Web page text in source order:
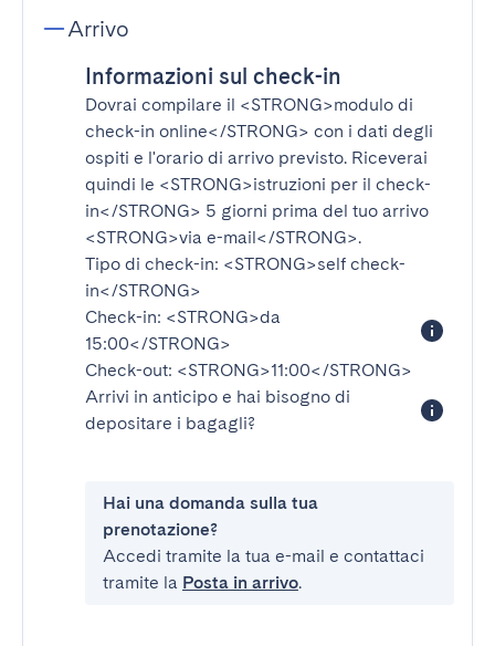
Arrivo
Informazioni sul check-in
Dovrai compilare il <STRONG>modulo di
check-in online</STRONG> con i dati degli
ospiti e l'orario di arrivo previsto. Riceverai
quindi le <STRONG>istruzioni per il check-
in</STRONG> 5 giorni prima del tuo arrivo
<STRONG>via e-mail</STRONG>.
Tipo di check-in: <STRONG>self check-
in</STRONG>
Check-in: <STRONG>da
15:00</STRONG>
Check-out: <STRONG>11:00</STRONG>
Arrivi in anticipo e hai bisogno di
depositare i bagagli?
Hai una domanda sulla tua
prenotazione?
Accedi tramite la tua e-mail e contattaci
tramite la Posta in arrivo.